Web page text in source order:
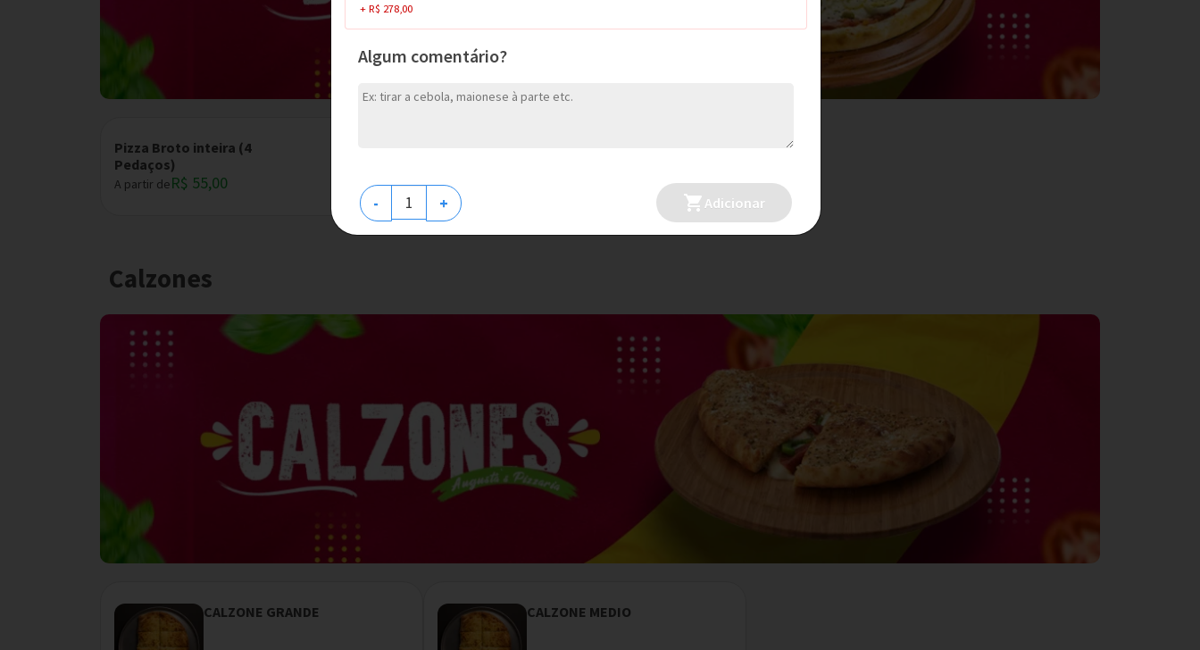
+ R$ 278,00
Algum comentário?
- + Adicionar
Pizza Broto inteira (4
Pedaços)
A partir deR$ 55,00 A partir de
Calzones
CALZONE GRANDE CALZONE MEDIO